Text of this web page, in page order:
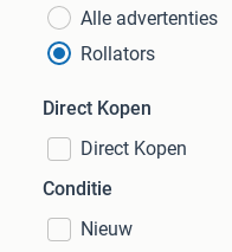
Alle advertenties
Rollators
Direct Kopen
Direct Kopen
Conditie
Nieuw